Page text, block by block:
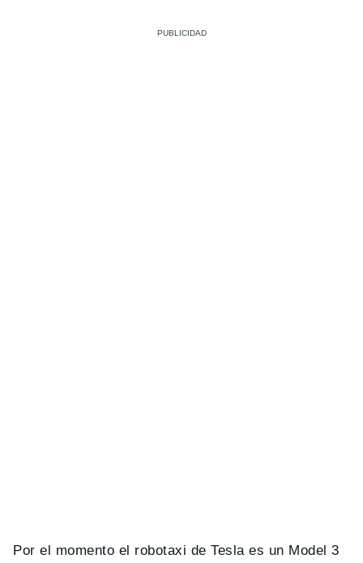
Por el momento el robotaxi de Tesla es un Model 3